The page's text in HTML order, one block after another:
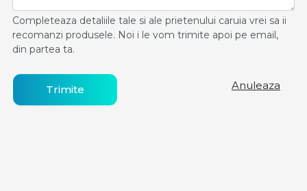
Completeaza detaliile tale si ale prietenului caruia vrei sa ii
recomanzi produsele. Noi i le vom trimite apoi pe email,
din partea ta.
Trimite Anuleaza